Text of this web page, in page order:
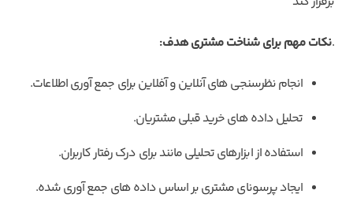
.نکات مهم برای شناخت مشتری هدف:
انجام نظرسنجی های آنلاین و آفلاین برای جمع آوری اطلاعات.
تحلیل داده های خرید قبلی مشتریان.
استفاده از ابزارهای تحلیلی مانند برای درک رفتار کاربران.
ایجاد پرسونای مشتری بر اساس داده های جمع آوری شده.